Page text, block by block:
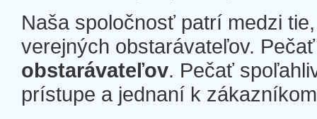
Naša spoločnosť patrí medzi
verejných obstarávateľov.
obstarávateľov. Pečať
prístupe a jednaní k